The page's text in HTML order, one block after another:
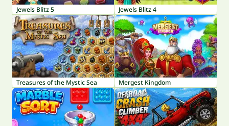
Jewels Blitz 5 Jewels Blitz 4
Treasures of the Mystic Sea Mergest Kingdom